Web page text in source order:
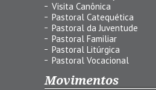
Visita Canônica
Pastoral Catequética
Pastoral da Juventude
Pastoral Familiar
Pastoral Litúrgica
Pastoral Vocacional
Movimentos